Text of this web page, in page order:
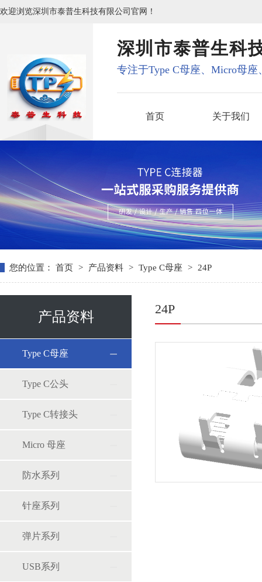
欢迎浏览深圳市泰普生科技有限公司官网！
深圳市泰普生科
专注于Type C母座、Micro母座
首页 关于我们
您的位置： 首页 > 产品资料 > Type C母座 > 24P
产品资料
Type C母座
Type C公头
Type C转接头
Micro 母座
防水系列
针座系列
弹片系列
USB系列
24P